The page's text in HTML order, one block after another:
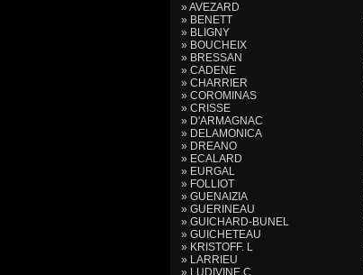
» AVEZARD
» BENETT
» BLIGNY
» BOUCHEIX
» BRESSAN
» CADENE
» CHARRIER
» COROMINAS
» CRISSE
» D'ARMAGNAC
» DELAMONICA
» DREANO
» ECALARD
» EURGAL
» FOLLIOT
» GUENAIZIA
» GUERINEAU
» GUICHARD-BUNEL
» GUICHETEAU
» KRISTOFF. L
» LARRIEU
» LUDIVINE C